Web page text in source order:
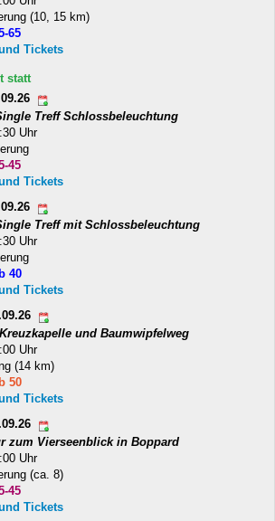
(10, 15 km)
65
Tickets
statt
Treff Schlossbeleuchtung
Uhr
45
Tickets
Treff mit Schlossbeleuchtung
Uhr
40
Tickets
und Baumwipfelweg
Uhr
(14 km)
50
Tickets
zum Vierseenblick in Boppard
Uhr
(ca. 8)
45
Tickets